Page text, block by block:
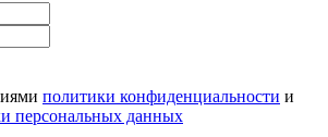
политики конфиденциальности и
персональных данных